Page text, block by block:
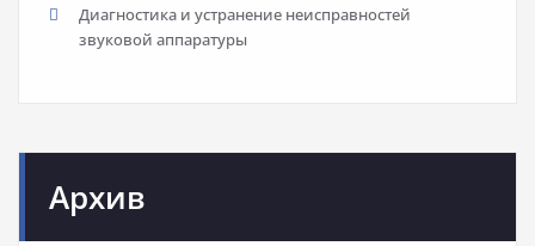
Диагностика и устранение неисправностей
звуковой аппаратуры
Архив